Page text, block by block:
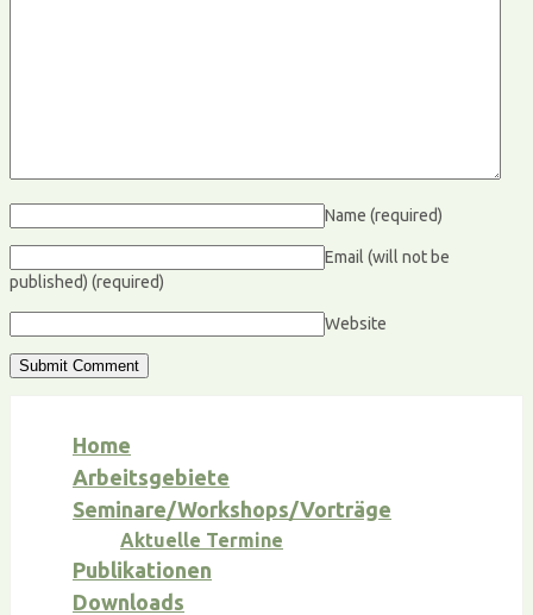
Name (required)
Email (will not be
published) (required)
Website
Home
Arbeitsgebiete
Seminare/Workshops/Vorträge
Aktuelle Termine
Publikationen
Downloads